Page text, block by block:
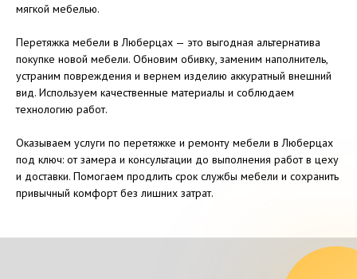
мягкой мебелью.
Перетяжка мебели в Люберцах — это выгодная альтернатива
покупке новой мебели. Обновим обивку, заменим наполнитель,
устраним повреждения и вернем изделию аккуратный внешний
вид. Используем качественные материалы и соблюдаем
технологию работ.
Оказываем услуги по перетяжке и ремонту мебели в Люберцах
под ключ: от замера и консультации до выполнения работ в цеху
и доставки. Помогаем продлить срок службы мебели и сохранить
привычный комфорт без лишних затрат.